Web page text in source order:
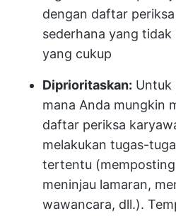
dengan daftar
sederhana yang
yang cukup
Diprioritaskan: Untuk
mana Anda mungkin
daftar periksa
melakukan tugas-
tertentu
meninjau lamaran,
wawancara, dll.).